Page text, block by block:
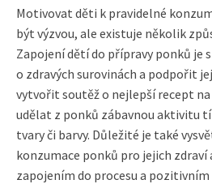
Motivovat děti k pravidelné
být výzvou, ale existuje několik
Zapojení dětí do přípravy ponků je
o zdravých surovinách a podpořit
vytvořit soutěž o nejlepší recept
udělat z ponků zábavnou aktivitu
tvary či barvy. Důležité je také
konzumace ponků pro jejich zdraví
zapojením do procesu a